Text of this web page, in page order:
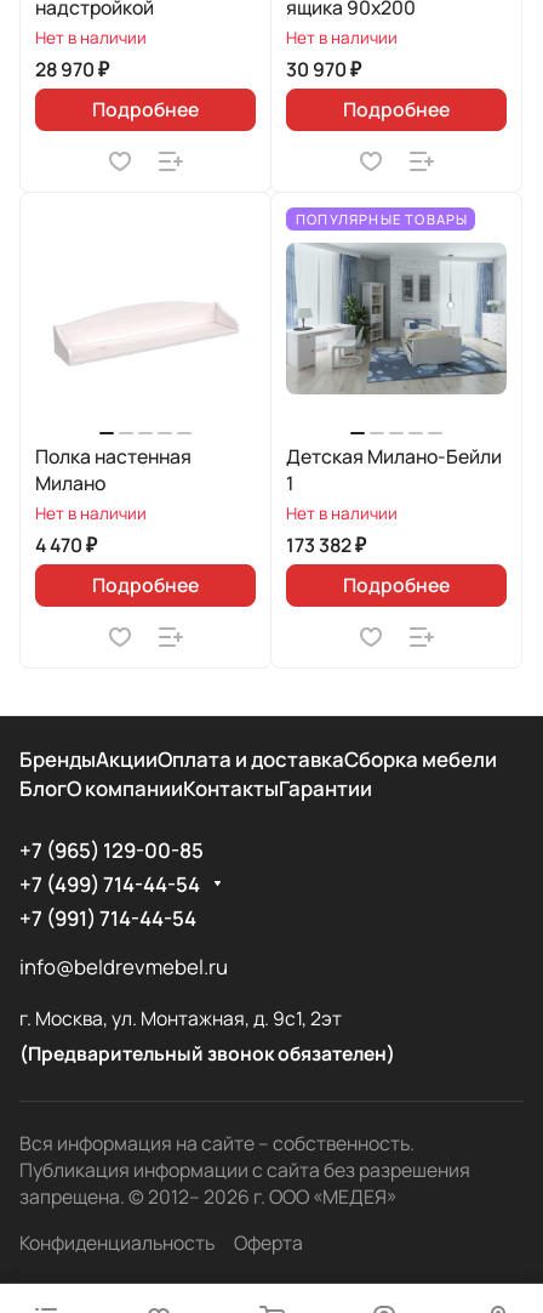
надстройкой
Нет в наличии
28 970 ₽
Подробнее
ящика 90х200
Нет в наличии
30 970 ₽
Подробнее
Полка настенная
Милано
Нет в наличии
4 470 ₽
Подробнее
ПОПУЛЯРНЫЕ ТОВАРЫ
Детская Милано-Бейли
1
Нет в наличии
173 382 ₽
Подробнее
БрендыАкцииОплата и доставкаСборка мебели
БлогО компанииКонтактыГарантии
+7 (965) 129-00-85
+7 (499) 714-44-54
+7 (991) 714-44-54
info@beldrevmebel.ru
г. Москва, ул. Монтажная, д. 9с1, 2эт
(Предварительный звонок обязателен)
Вся информация на сайте – собственность.
Публикация информации с сайта без разрешения
запрещена. © 2012– 2026 г. ООО «МЕДЕЯ»
Конфиденциальность
Оферта